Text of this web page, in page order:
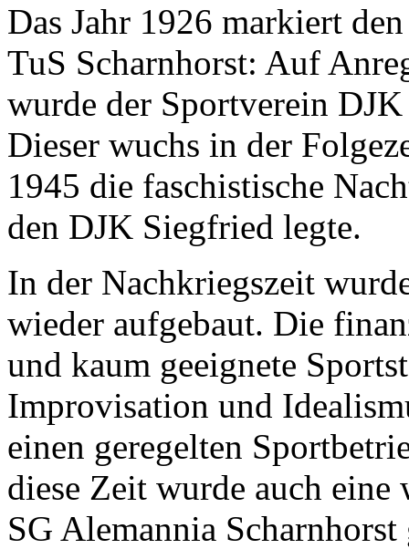
Das Jahr 1926 markiert
TuS Scharnhorst: Auf
wurde der Sportverein
Dieser wuchs in der
1945 die faschistische
den DJK Siegfried legte.
In der Nachkriegszeit
wieder aufgebaut. Die
und kaum geeignete
Improvisation und
einen geregelten
diese Zeit wurde auch
SG Alemannia